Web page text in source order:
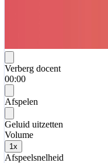
Verberg docent
00:00
Afspelen
Geluid uitzetten
Volume
1 x
Afspeelsnelheid